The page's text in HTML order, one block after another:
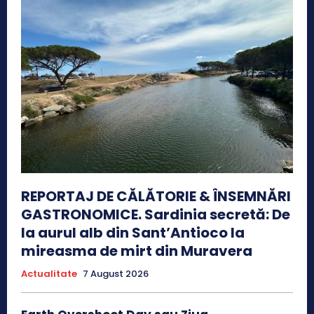
REPORTAJ DE CĂLĂTORIE & ÎNSEMNĂRI
GASTRONOMICE. Sardinia secretă: De
la aurul alb din Sant’Antioco la
mireasma de mirt din Muravera
Actualitate 7 August 2026